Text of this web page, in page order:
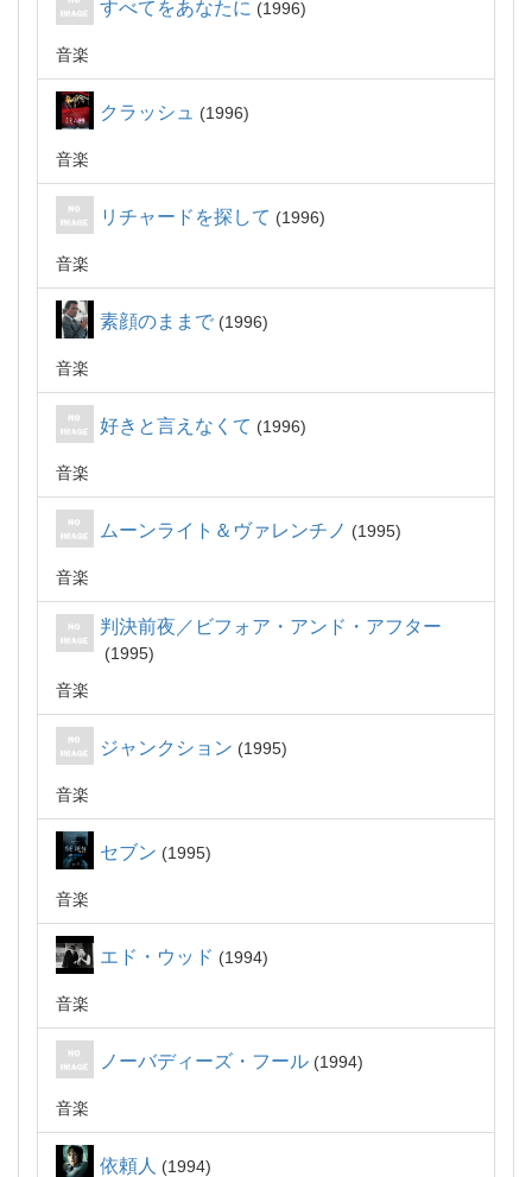
すべてをあなたに 1996
音楽
クラッシュ 1996
音楽
リチャードを探して 1996
音楽
素顔のままで 1996
音楽
好きと言えなくて 1996
音楽
ムーンライト＆ヴァレンチノ 1995
音楽
判決前夜／ビフォア・アンド・アフター
1995
音楽
ジャンクション 1995
音楽
セブン 1995
音楽
エド・ウッド 1994
音楽
ノーバディーズ・フール 1994
音楽
依頼人 1994